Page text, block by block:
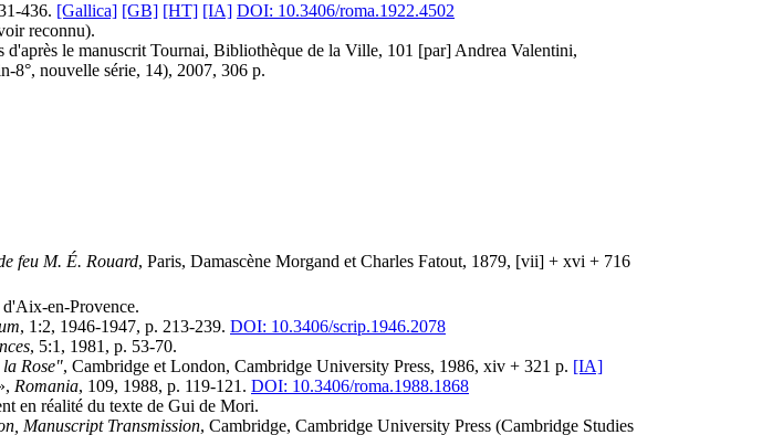
436. [Gallica] [GB] [HT] [IA] DOI: 10.3406/roma.1922.4502
reconnu).
d'après le manuscrit Tournai, Bibliothèque de la Ville, 101 [par] Andrea Valentini,
8°, nouvelle série, 14), 2007, 306 p.
feu M. É. Rouard, Paris, Damascène Morgand et Charles Fatout, 1879, [vii] + xvi + 716
en-Provence.
, 1:2, 1946-1947, p. 213-239. DOI: 10.3406/scrip.1946.2078
, 5:1, 1981, p. 53-70.
Rose", Cambridge et London, Cambridge University Press, 1986, xiv + 321 p. [IA]
Romania, 109, 1988, p. 119-121. DOI: 10.3406/roma.1988.1868
en réalité du texte de Gui de Mori.
Manuscript Transmission, Cambridge, Cambridge University Press (Cambridge Studies